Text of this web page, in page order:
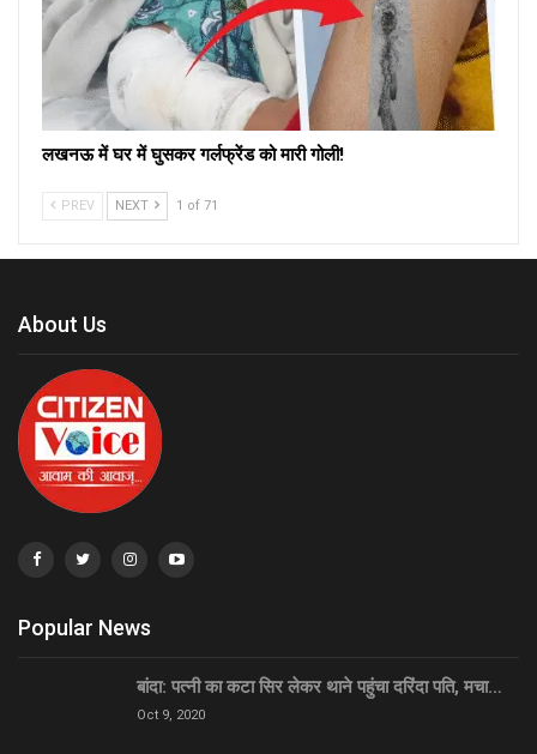
लखनऊ में घर में घुसकर गर्लफ्रेंड को मारी गोली!
PREV NEXT 1 of 71
About Us
Popular News
बांदा: पत्नी का कटा सिर लेकर थाने पहुंचा दरिंदा पति, मचा…
Oct 9, 2020